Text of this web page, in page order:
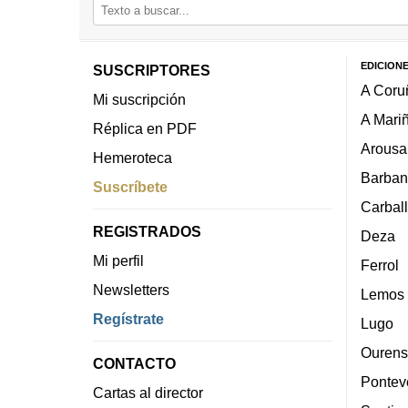
SUSCRIPTORES
Mi suscripción
Réplica en PDF
Hemeroteca
Suscríbete
REGISTRADOS
Mi perfil
Newsletters
Regístrate
CONTACTO
Cartas al director
A
A
Arousa
Deza
Ferrol
Lemos
Lugo